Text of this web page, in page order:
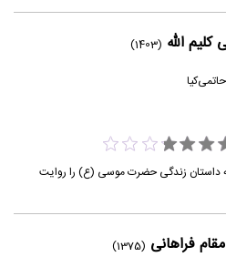
الله (1403)
داستان زندگی حضرت موسی (ع) را روایت
فراهانی (1375)